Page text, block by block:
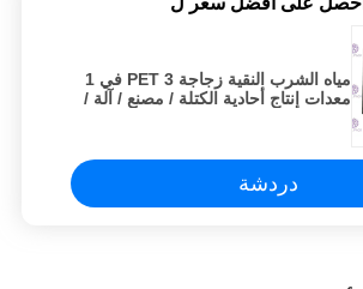
مياه الشرب النقية زجاجة PET 3 في 1
معدات إنتاج أحادية الكتلة / مصنع / آلة /
دردشة